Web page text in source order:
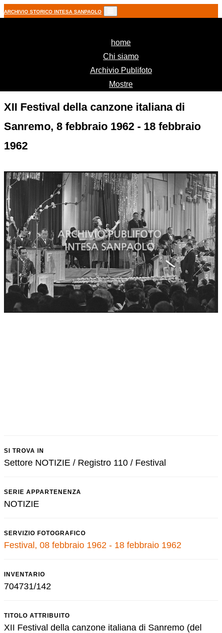
ARCHIVIO STORICO INTESA SANPAOLO
home(current)
Chi siamo
Archivio Publifoto
Mostre
XII Festival della canzone italiana di
Sanremo, 8 febbraio 1962 - 18 febbraio
1962
SI TROVA IN
Settore NOTIZIE / Registro 110 / Festival
SERIE APPARTENENZA
NOTIZIE
SERVIZIO FOTOGRAFICO
Festival, 08 febbraio 1962 - 18 febbraio 1962
INVENTARIO
704731/142
TITOLO ATTRIBUITO
XII Festival della canzone italiana di Sanremo (del